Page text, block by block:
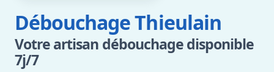
Débouchage Thieulain
Votre artisan débouchage disponible
7j/7